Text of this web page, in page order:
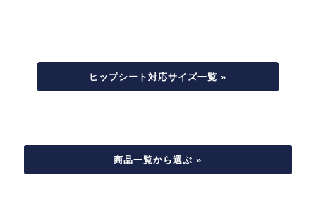
ヒップシート対応サイズ一覧 »
商品一覧から選ぶ »